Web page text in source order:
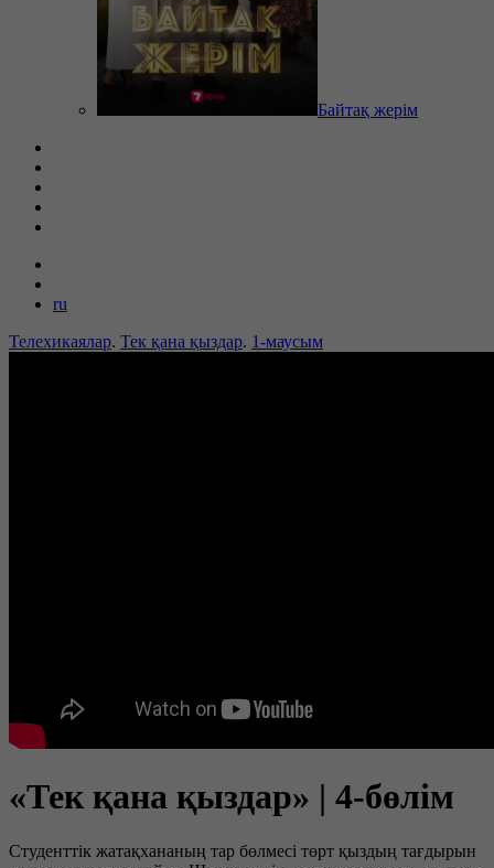
Байтақ жерім
ru
Телехикаялар. Тек қана қыздар. 1-маусым
«Тек қана қыздар» | 4-бөлім
Студенттік жатақхананың тар бөлмесі төрт қыздың тағдырын